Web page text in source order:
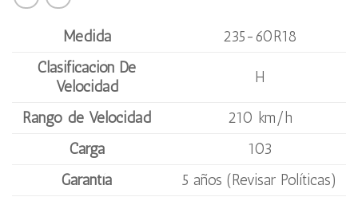
Medida
235-60R18
Clasificación De
Velocidad
H
Rango de Velocidad
210 km/h
Carga
103
Garantía
5 años (Revisar Políticas)